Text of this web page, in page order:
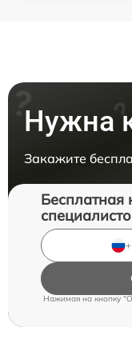
Нужна
Закажите
Бесплатная
Нажимая на кнопку